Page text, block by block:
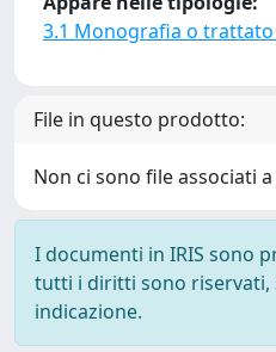
3.1 Monografia o
File in questo prodotto:
Non ci sono file associati
I documenti in IRIS sono
tutti i diritti sono riservati,
indicazione.